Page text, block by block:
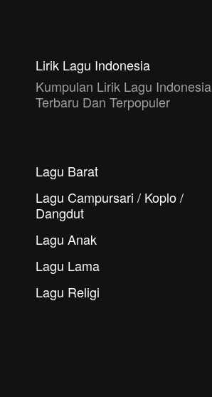
Lirik Lagu Indonesia
Kumpulan Lirik Lagu Indonesia
Terbaru Dan Terpopuler
Lagu Barat
Lagu Campursari / Koplo /
Dangdut
Lagu Anak
Lagu Lama
Lagu Religi